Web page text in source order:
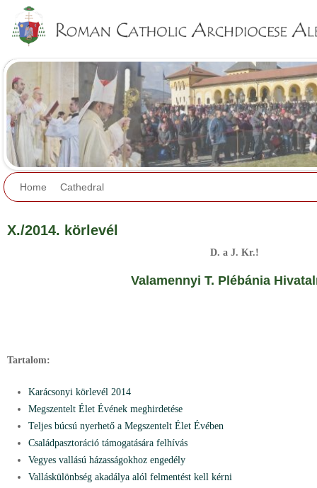
Home Cathedral
X./2014. körlevél
D. a J. Kr.!
Valamennyi T. Plébánia
Tartalom:
Karácsonyi körlevél 2014
Megszentelt Élet Évének meghirdetése
Teljes búcsú nyerhető a Megszentelt Élet Évében
Családpasztoráció támogatására felhívás
Vegyes vallású házasságokhoz engedély
Valláskülönbség akadálya alól felmentést kell kérni